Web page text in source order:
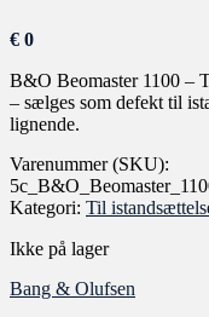
€ 0
B&O Beomaster 1100 –
– sælges som defekt til
lignende.
Varenummer (SKU):
Kategori: Til
Ikke på lager
Bang & Olufsen